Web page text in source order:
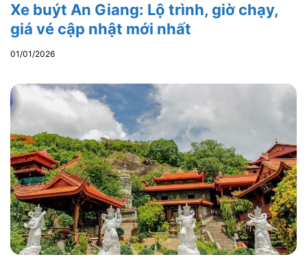
Xe buýt An Giang: Lộ trình, giờ chạy,
giá vé cập nhật mới nhất
01/01/2026